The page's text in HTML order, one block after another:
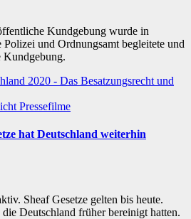
Kundgebung wurde in
und Ordnungsamt begleitete und
Kundgebung.
Pressefilme
hat Deutschland weiterhin
Sheaf Gesetze gelten bis heute.
Deutschland früher bereinigt hatten.